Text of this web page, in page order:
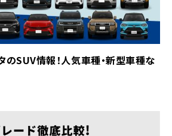
のSUV情報！人気車種・新型車種な